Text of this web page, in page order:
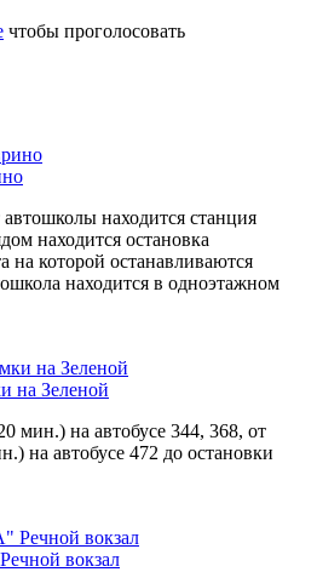
чтобы проголосовать
находится станция
находится остановка
на которой останавливаются
находится в одноэтажном
на Зеленой
мин.) на автобусе 344, 368, от
на автобусе 472 до остановки
вокзал